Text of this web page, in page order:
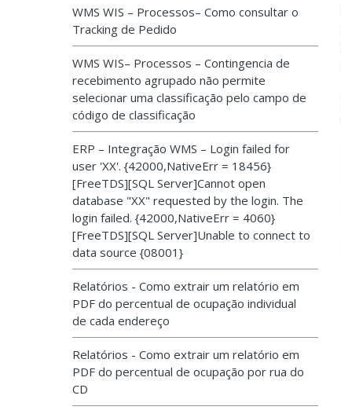
WMS WIS – Processos– Como consultar o
Tracking de Pedido
WMS WIS– Processos – Contingencia de
recebimento agrupado não permite
selecionar uma classificação pelo campo de
código de classificação
ERP – Integração WMS – Login failed for
user 'XX'. {42000,NativeErr = 18456}
[FreeTDS][SQL Server]Cannot open
database "XX" requested by the login. The
login failed. {42000,NativeErr = 4060}
[FreeTDS][SQL Server]Unable to connect to
data source {08001}
Relatórios - Como extrair um relatório em
PDF do percentual de ocupação individual
de cada endereço
Relatórios - Como extrair um relatório em
PDF do percentual de ocupação por rua do
CD